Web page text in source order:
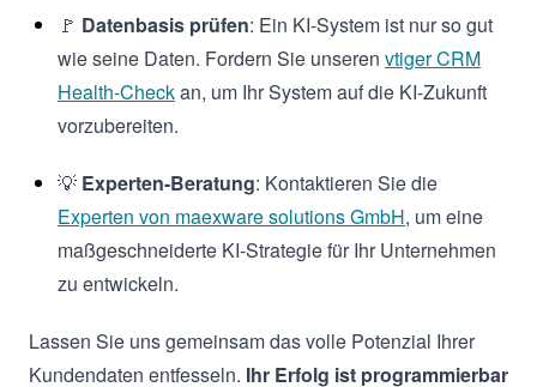
🚩 Datenbasis prüfen: Ein KI-System ist nur so gut
wie seine Daten. Fordern Sie unseren vtiger CRM
Health-Checkan, um Ihr System auf die KI-Zukunft
vorzubereiten.
💡 Experten-Beratung: Kontaktieren Sie die
Experten von maexware solutions GmbH, um eine
maßgeschneiderte KI-Strategie für Ihr Unternehmen
zu entwickeln.
Lassen Sie uns gemeinsam das volle Potenzial Ihrer
Kundendaten entfesseln. Ihr Erfolg ist programmierbar